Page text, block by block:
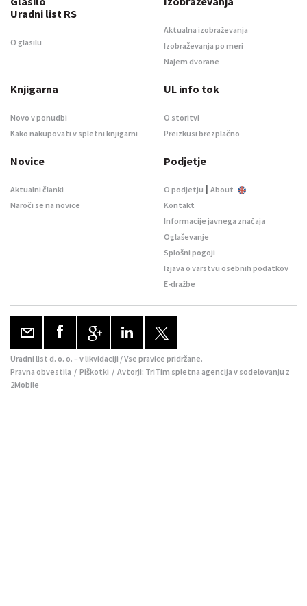
Uradni list RS
O glasilu
Aktualna izobraževanja
Izobraževanja po meri
Najem dvorane
Knjigarna
Novo v ponudbi
Kako nakupovati v spletni knjigarni
UL info tok
O storitvi
Preizkusi brezplačno
Novice
Aktualni članki
Naroči se na novice
Podjetje
O podjetju | About
Kontakt
Informacije javnega značaja
Oglaševanje
Splošni pogoji
Izjava o varstvu osebnih podatkov
E-dražbe
Uradni list d. o. o. – v likvidaciji / Vse pravice pridržane.
Pravna obvestila / Piškotki / Avtorji: TriTim spletna agencija v sodelovanju z
2Mobile